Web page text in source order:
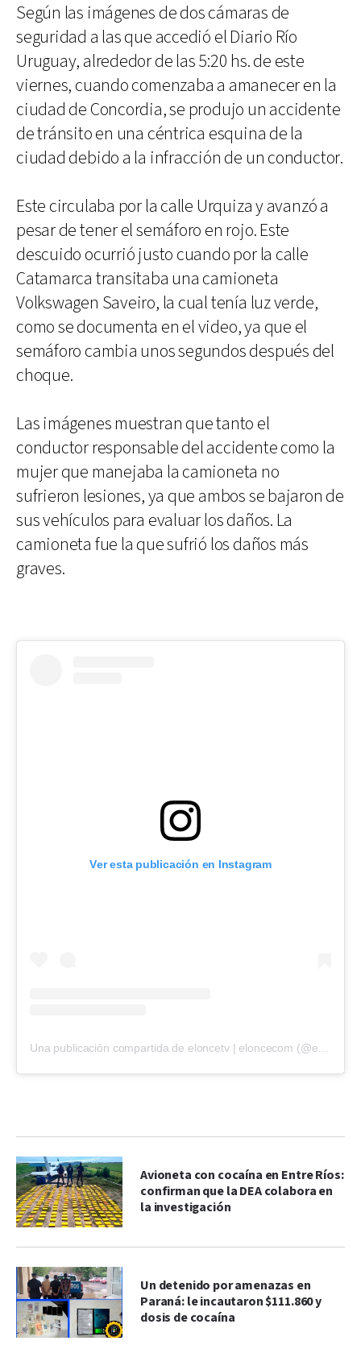
Según las imágenes de dos cámaras de
seguridad a las que accedió el Diario Río
Uruguay, alrededor de las 5:20 hs. de este
viernes, cuando comenzaba a amanecer en la
ciudad de Concordia, se produjo un accidente
de tránsito en una céntrica esquina de la
ciudad debido a la infracción de un conductor.
Este circulaba por la calle Urquiza y avanzó a
pesar de tener el semáforo en rojo. Este
descuido ocurrió justo cuando por la calle
Catamarca transitaba una camioneta
Volkswagen Saveiro, la cual tenía luz verde,
como se documenta en el video, ya que el
semáforo cambia unos segundos después del
choque.
Las imágenes muestran que tanto el
conductor responsable del accidente como la
mujer que manejaba la camioneta no
sufrieron lesiones, ya que ambos se bajaron de
sus vehículos para evaluar los daños. La
camioneta fue la que sufrió los daños más
graves.
Ver esta publicación en Instagram
Avioneta con cocaína en Entre Ríos:
confirman que la DEA colabora en
la investigación
Un detenido por amenazas en
Paraná: le incautaron $111.860 y
dosis de cocaína